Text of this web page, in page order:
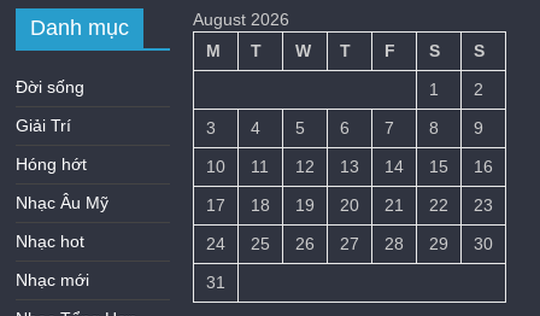
Danh mục
Đời sống
Giải Trí
Hóng hớt
Nhạc Âu Mỹ
Nhạc hot
Nhạc mới
August 2026
M
T W T F S
S
1
2
3
4 5 6 7 8
9
10
11 12 13 14 15
16
17
18 19 20 21 22
23
24
25 26 27 28 29
30
31